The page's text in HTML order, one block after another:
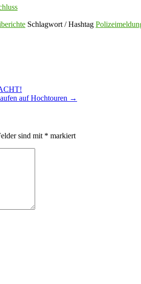
Schlagwort / Hashtag
auf Hochtouren →
sind mit * markiert